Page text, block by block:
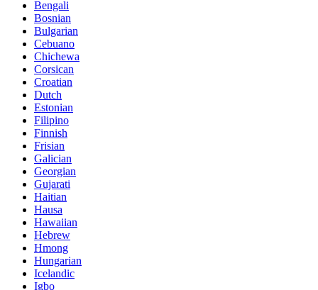
Bengali
Bosnian
Bulgarian
Cebuano
Chichewa
Corsican
Croatian
Dutch
Estonian
Filipino
Finnish
Frisian
Galician
Georgian
Gujarati
Haitian
Hausa
Hawaiian
Hebrew
Hmong
Hungarian
Icelandic
Igbo